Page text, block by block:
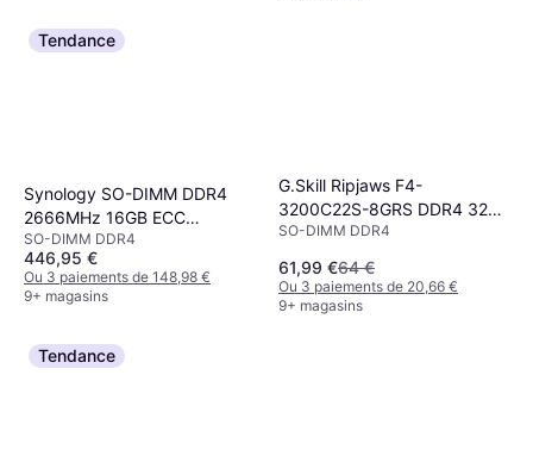
Tendance
Synology SO-DIMM DDR4
2666MHz 16GB ECC
(D4ES01-16G)
SO-DIMM DDR4
446,95 €
Ou 3 paiements de 148,98 €
9+ magasins
G.Skill Ripjaws F4-
3200C22S-8GRS DDR4 3200
MHz 8 Go CL22
SO-DIMM DDR4
61,99 €64 €
Ou 3 paiements de 20,66 €
9+ magasins
Tendance